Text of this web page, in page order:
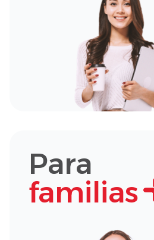
Para
familias